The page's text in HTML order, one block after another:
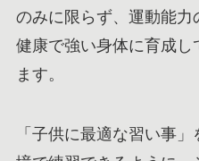
のみに限らず、運動能力
健康で強い身体に育成
ます。
「子供に最適な習い事